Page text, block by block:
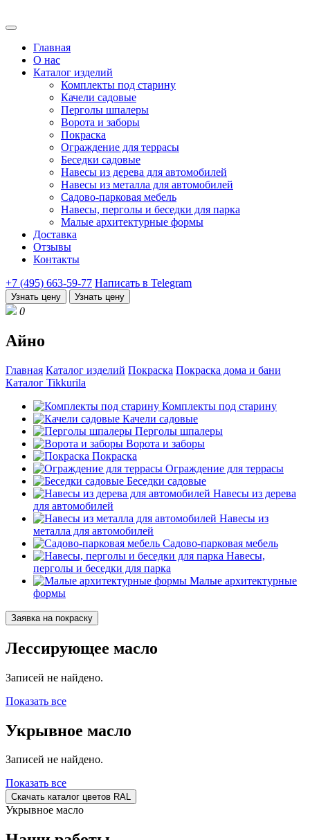
Главная
О нас
Каталог изделий
Комплекты под старину
Качели садовые
Перголы шпалеры
Ворота и заборы
Покраска
Ограждение для террасы
Беседки садовые
Навесы из дерева для автомобилей
Навесы из металла для автомобилей
Садово-парковая мебель
Навесы, перголы и беседки для парка
Малые архитектурные формы
Доставка
Отзывы
Контакты
+7 (495) 663-59-77 Написать в Telegram
Узнать цену Узнать цену
0
Айно
Главная Каталог изделий Покраска Покраска дома и бани
Каталог Tikkurila
Комплекты под старину
Качели садовые
Перголы шпалеры
Ворота и заборы
Покраска
Ограждение для террасы
Беседки садовые
Навесы из дерева
для автомобилей
Навесы из
металла для автомобилей
Садово-парковая мебель
Навесы,
перголы и беседки для парка
Малые архитектурные
формы
Заявка на покраску
Лессирующее масло
Записей не найдено.
Показать все
Укрывное масло
Записей не найдено.
Показать все
Скачать каталог цветов RAL
Укрывное масло